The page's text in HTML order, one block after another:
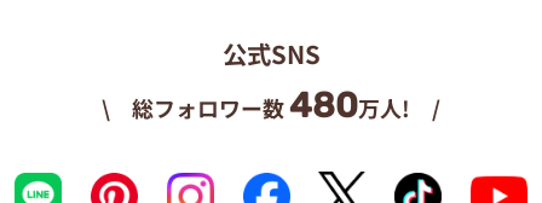
公式SNS
\ 総フォロワー数480万人! /